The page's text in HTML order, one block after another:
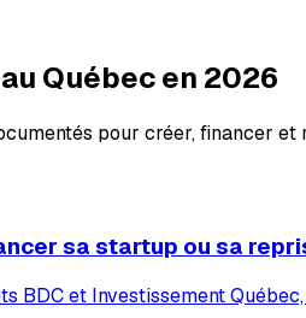
Québec en 2026
pour créer, financer
sa startup ou sa
BDC et Investissement